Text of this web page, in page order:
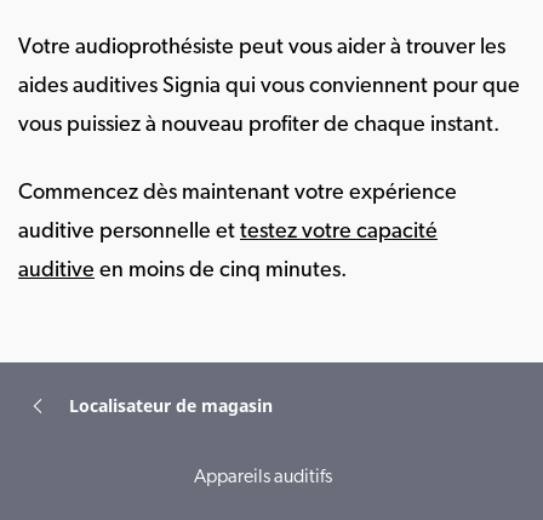
Votre audioprothésiste peut vous aider à trouver les
aides auditives Signia qui vous conviennent pour que
vous puissiez à nouveau profiter de chaque instant.
Commencez dès maintenant votre expérience
auditive personnelle et testez votre capacité
auditive en moins de cinq minutes.
Localisateur de magasin
Appareils auditifs